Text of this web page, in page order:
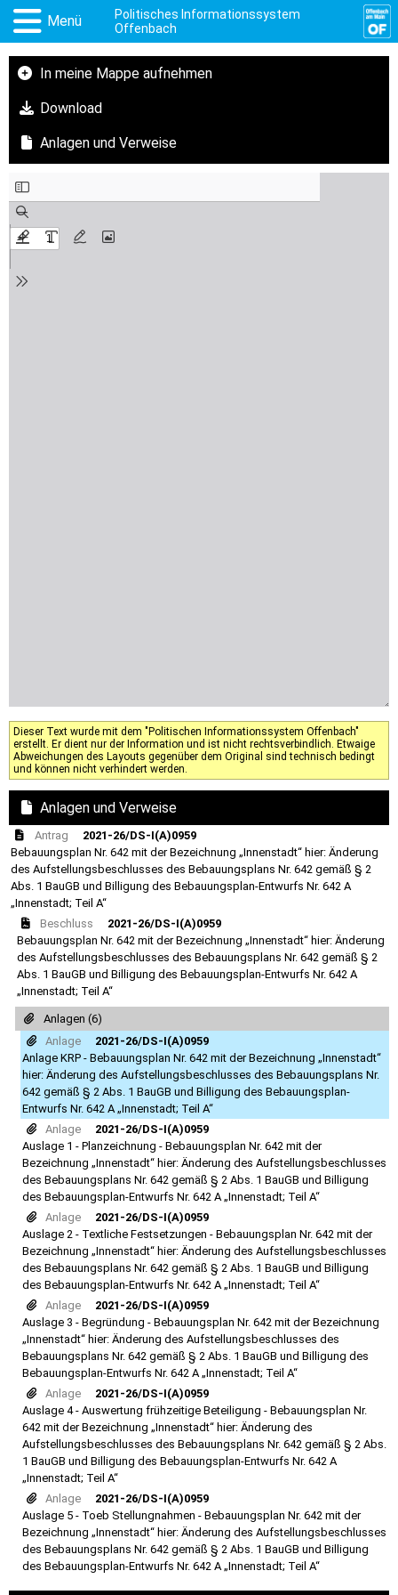
Menü
Politisches Informationssystem
Offenbach
In meine Mappe aufnehmen
Download
Anlagen und Verweise
Dieser Text wurde mit dem "Politischen Informationssystem Offenbach"
erstellt. Er dient nur der Information und ist nicht rechtsverbindlich. Etwaige
Abweichungen des Layouts gegenüber dem Original sind technisch bedingt
und können nicht verhindert werden.
Anlagen und Verweise
Antrag
2021-26/DS-I(A)0959
Bebauungsplan Nr. 642 mit der Bezeichnung „Innenstadt“ hier: Änderung
des Aufstellungsbeschlusses des Bebauungsplans Nr. 642 gemäß § 2
Abs. 1 BauGB und Billigung des Bebauungsplan-Entwurfs Nr. 642 A
„Innenstadt; Teil A“
Beschluss
2021-26/DS-I(A)0959
Bebauungsplan Nr. 642 mit der Bezeichnung „Innenstadt“ hier: Änderung
des Aufstellungsbeschlusses des Bebauungsplans Nr. 642 gemäß § 2
Abs. 1 BauGB und Billigung des Bebauungsplan-Entwurfs Nr. 642 A
„Innenstadt; Teil A“
Anlagen (6)
Anlage
2021-26/DS-I(A)0959
Anlage KRP - Bebauungsplan Nr. 642 mit der Bezeichnung „Innenstadt“
hier: Änderung des Aufstellungsbeschlusses des Bebauungsplans Nr.
642 gemäß § 2 Abs. 1 BauGB und Billigung des Bebauungsplan-
Entwurfs Nr. 642 A „Innenstadt; Teil A“
Anlage
2021-26/DS-I(A)0959
Auslage 1 - Planzeichnung - Bebauungsplan Nr. 642 mit der
Bezeichnung „Innenstadt“ hier: Änderung des Aufstellungsbeschlusses
des Bebauungsplans Nr. 642 gemäß § 2 Abs. 1 BauGB und Billigung
des Bebauungsplan-Entwurfs Nr. 642 A „Innenstadt; Teil A“
Anlage
2021-26/DS-I(A)0959
Auslage 2 - Textliche Festsetzungen - Bebauungsplan Nr. 642 mit der
Bezeichnung „Innenstadt“ hier: Änderung des Aufstellungsbeschlusses
des Bebauungsplans Nr. 642 gemäß § 2 Abs. 1 BauGB und Billigung
des Bebauungsplan-Entwurfs Nr. 642 A „Innenstadt; Teil A“
Anlage
2021-26/DS-I(A)0959
Auslage 3 - Begründung - Bebauungsplan Nr. 642 mit der Bezeichnung
„Innenstadt“ hier: Änderung des Aufstellungsbeschlusses des
Bebauungsplans Nr. 642 gemäß § 2 Abs. 1 BauGB und Billigung des
Bebauungsplan-Entwurfs Nr. 642 A „Innenstadt; Teil A“
Anlage
2021-26/DS-I(A)0959
Auslage 4 - Auswertung frühzeitige Beteiligung - Bebauungsplan Nr.
642 mit der Bezeichnung „Innenstadt“ hier: Änderung des
Aufstellungsbeschlusses des Bebauungsplans Nr. 642 gemäß § 2 Abs.
1 BauGB und Billigung des Bebauungsplan-Entwurfs Nr. 642 A
„Innenstadt; Teil A“
Anlage
2021-26/DS-I(A)0959
Auslage 5 - Toeb Stellungnahmen - Bebauungsplan Nr. 642 mit der
Bezeichnung „Innenstadt“ hier: Änderung des Aufstellungsbeschlusses
des Bebauungsplans Nr. 642 gemäß § 2 Abs. 1 BauGB und Billigung
des Bebauungsplan-Entwurfs Nr. 642 A „Innenstadt; Teil A“